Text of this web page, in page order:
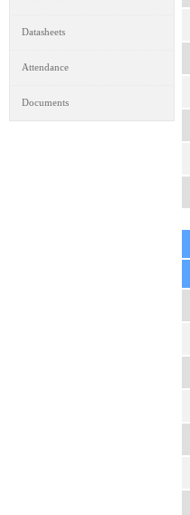
Datasheets
Attendance
Documents